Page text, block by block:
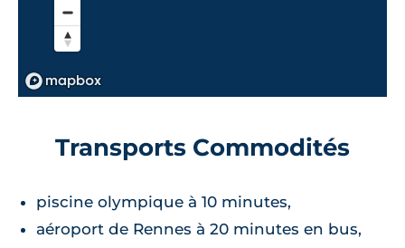
Transports Commodités
piscine olympique à 10 minutes,
aéroport de Rennes à 20 minutes en bus,